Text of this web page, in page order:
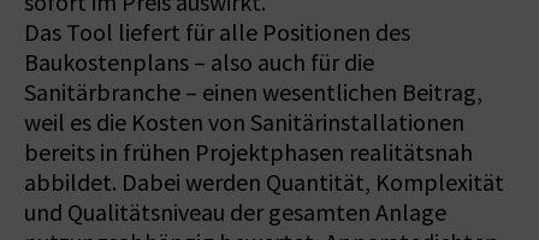
Das Tool liefert für alle Positionen des
Baukostenplans – also auch für die
Sanitärbranche – einen wesentlichen Beitrag,
weil es die Kosten von Sanitärinstallationen
bereits in frühen Projektphasen realitätsnah
abbildet. Dabei werden Quantität, Komplexität
und Qualitätsniveau der gesamten Anlage